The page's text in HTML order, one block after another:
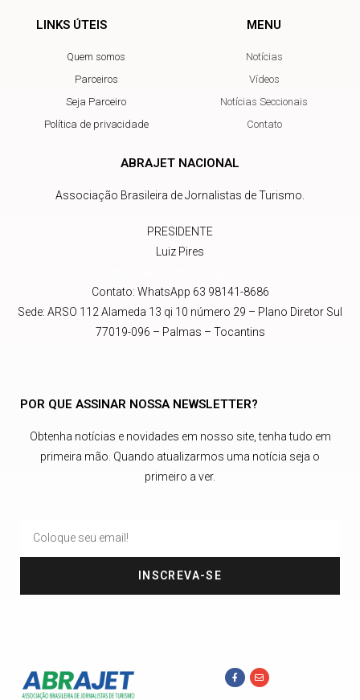
LINKS ÚTEIS
Quem somos
Parceiros
Seja Parceiro
Política de privacidade
MENU
Notícias
Vídeos
Notícias Seccionais
Contato
ABRAJET NACIONAL
Associação Brasileira de Jornalistas de Turismo.
PRESIDENTE
Luiz Pires
Contato: WhatsApp 63 98141-8686
Sede: ARSO 112 Alameda 13 qi 10 número 29 – Plano Diretor Sul
77019-096 – Palmas – Tocantins
POR QUE ASSINAR NOSSA NEWSLETTER?
Obtenha notícias e novidades em nosso site, tenha tudo em
primeira mão. Quando atualizarmos uma notícia seja o
primeiro a ver.
INSCREVA-SE